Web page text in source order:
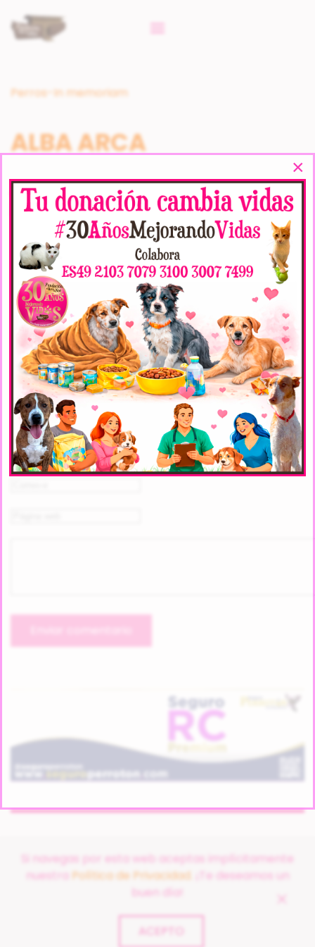
Perros-In memoriam
ALBA ARCA
SPECIFICATIONS
Veces Visto:
RECORDATORIO
< AnteriorSiguiente >
DEJA UN COMENTARIO
Estás comentando como invitado.
RESERVADOS.
×
Si navegas por esta web aceptas implícitamente
nuestra
Política de Privacidad.
¡Te deseamos un
buen día!
ACEPTO